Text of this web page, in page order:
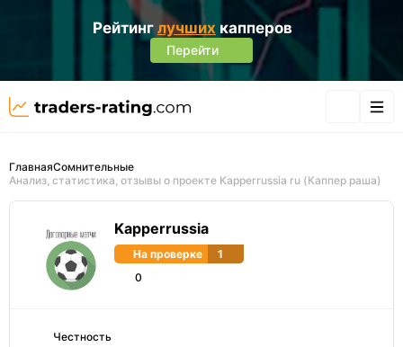
Рейтинг лучших капперов
Перейти
ГлавнаяСомнительные
Анализ, статистика, отзывы о проекте Kapperrussia ru (Каппер раша)
Kapperrussia
На проверке
1
0
Честность